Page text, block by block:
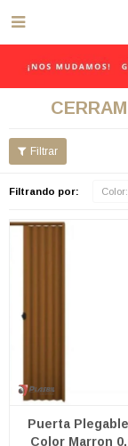

Filtrando por: Color:
Puerta
Color Marron